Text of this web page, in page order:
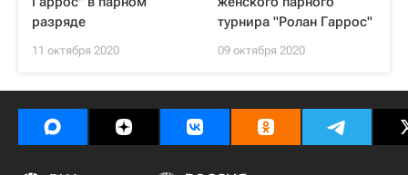
разряде
11 октября 2020
турнира "Ролан Гаррос"
09 октября 2020